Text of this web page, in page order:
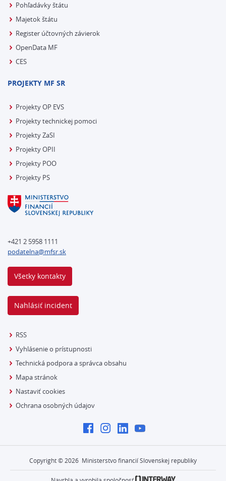
Pohľadávky štátu
Majetok štátu
Register účtovných závierok
OpenData MF
CES
PROJEKTY MF SR
Projekty OP EVS
Projekty technickej pomoci
Projekty ZaSI
Projekty OPII
Projekty POO
Projekty PS
+421 2 5958 1111
podatelna@mfsr.sk
Všetky kontakty
Nahlásiť incident
RSS
Vyhlásenie o prístupnosti
Technická podpora a správca obsahu
Mapa stránok
Nastaviť cookies
Ochrana osobných údajov
Copyright © 2026 Ministerstvo financií Slovenskej republiky